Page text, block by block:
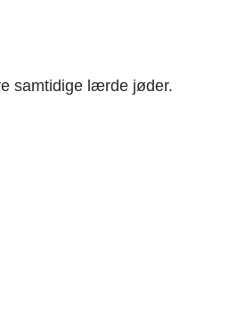
samtidige lærde jøder.